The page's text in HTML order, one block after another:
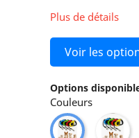
Plus de détails
Voir les
Options
Couleurs
Bleu Rouge